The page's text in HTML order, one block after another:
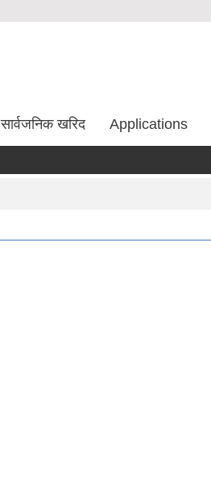
सार्वजनिक खरिद Applications